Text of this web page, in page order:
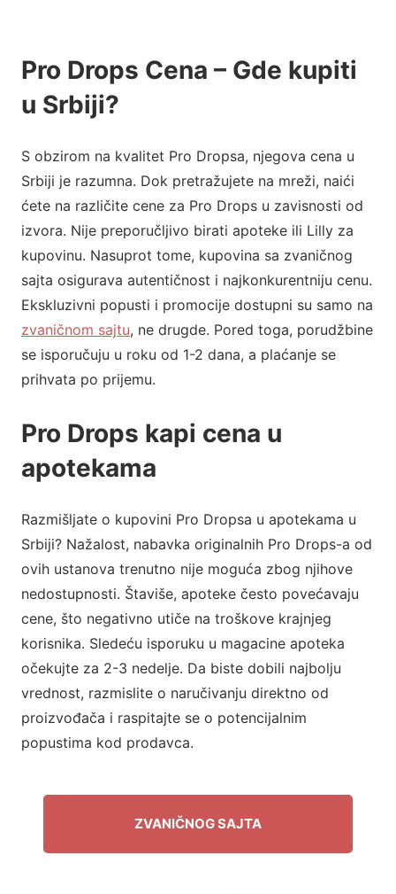
Pro Drops Cena – Gde kupiti
u Srbiji?
S obzirom na kvalitet Pro Dropsa, njegova cena u
Srbiji je razumna. Dok pretražujete na mreži, naići
ćete na različite cene za Pro Drops u zavisnosti od
izvora. Nije preporučljivo birati apoteke ili Lilly za
kupovinu. Nasuprot tome, kupovina sa zvaničnog
sajta osigurava autentičnost i najkonkurentniju cenu.
Ekskluzivni popusti i promocije dostupni su samo na
zvaničnom sajtu, ne drugde. Pored toga, porudžbine
se isporučuju u roku od 1-2 dana, a plaćanje se
prihvata po prijemu.
Pro Drops kapi cena u
apotekama
Razmišljate o kupovini Pro Dropsa u apotekama u
Srbiji? Nažalost, nabavka originalnih Pro Drops-a od
ovih ustanova trenutno nije moguća zbog njihove
nedostupnosti. Štaviše, apoteke često povećavaju
cene, što negativno utiče na troškove krajnjeg
korisnika. Sledeću isporuku u magacine apoteka
očekujte za 2-3 nedelje. Da biste dobili najbolju
vrednost, razmislite o naručivanju direktno od
proizvođača i raspitajte se o potencijalnim
popustima kod prodavca.
ZVANIČNOG SAJTA